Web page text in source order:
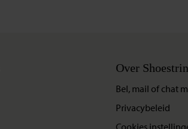
Over
Bel, mail of chat
Privacybeleid
Cookies